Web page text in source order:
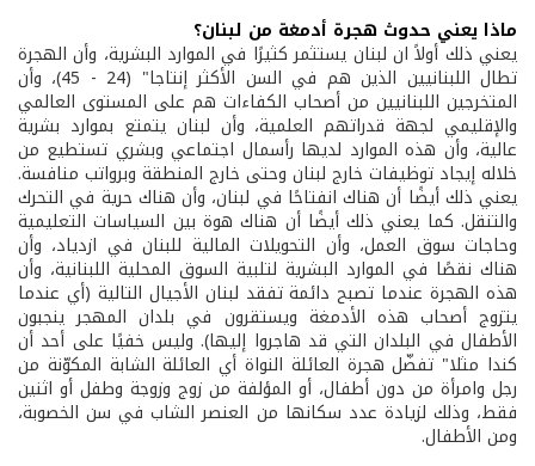
ماذا يعني حدوث هجرة أدمغة من لبنان؟
يعني ذلك أولاً ان لبنان يستثمر كثيرًا في الموارد البشرية، وأن الهجرة
تطال اللبنانيين الذين هم في السن الأكثر إنتاجا" (24 - 45)، وأن
المتخرجين اللبنانيين من أصحاب الكفاءات هم على المستوى العالمي
والإقليمي لجهة قدراتهم العلمية، وأن لبنان يتمتع بموارد بشرية
عالية، وأن هذه الموارد لديها رأسمال اجتماعي وبشري تستطيع من
خلاله إيجاد توظيفات خارج لبنان وحتى خارج المنطقة وبرواتب منافسة.
يعني ذلك أيضًا أن هناك انفتاحًا في لبنان، وأن هناك حرية في التحرك
والتنقل. كما يعني ذلك أيضًا أن هناك هوة بين السياسات التعليمية
وحاجات سوق العمل، وأن التحويلات المالية للبنان في ازدياد، وأن
هناك نقصًا في الموارد البشرية لتلبية السوق المحلية اللبنانية، وأن
هذه الهجرة عندما تصبح دائمة تفقد لبنان الأجيال التالية (أي عندما
يتزوج أصحاب هذه الأدمغة ويستقرون في بلدان المهجر ينجبون
الأطفال في البلدان التي قد هاجروا إليها). وليس خفيًا على أحد أن
كندا مثلا" تفضّل هجرة العائلة النواة أي العائلة الشابة المكوّنة من
رجل وامرأة من دون أطفال، أو المؤلفة من زوج وزوجة وطفل أو اثنين
فقط، وذلك لزيادة عدد سكانها من العنصر الشاب في سن الخصوبة،
ومن الأطفال.